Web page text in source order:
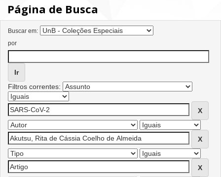
Página de Busca
Buscar em:
por
Filtros correntes: